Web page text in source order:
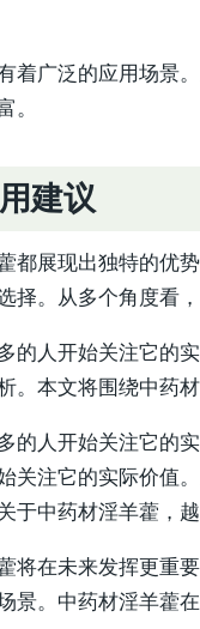
着广泛的应用场景
。
建议
都展现出独特的优
择。从多个角度看
的人开始关注它的
。本文将围绕中药
的人开始关注它的
关注它的实际价值
于中药材淫羊藿，
将在未来发挥更重
景。中药材淫羊藿